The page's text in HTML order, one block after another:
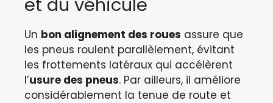
Un bon alignement des roues assure que
les pneus roulent parallèlement, évitant
les frottements latéraux qui accélèrent
l’usure des pneus. Par ailleurs, il améliore
considérablement la tenue de route et